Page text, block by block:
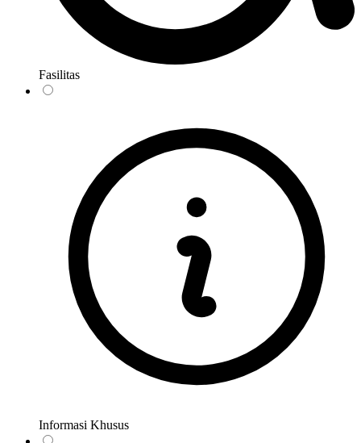
Fasilitas
Informasi Khusus